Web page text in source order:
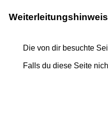
Weiterleitungshinweis
Die von dir besuchte
Falls du diese Seite